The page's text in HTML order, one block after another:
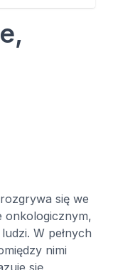
się we
onkologicznym,
W pełnych
nimi